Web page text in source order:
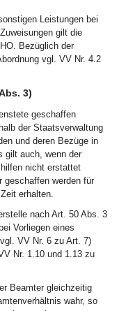
Leistungen bei
gilt die
Bezüglich der
vgl. VV Nr. 4.2
3)
geschaffen
der Staatsverwaltung
und deren Bezüge in
gilt auch, wenn der
nicht erstattet
geschaffen werden für
erhalten.
nach Art. 50 Abs. 3
Vorliegen eines
VV Nr. 6 zu Art. 7)
Nr. 1.10 und 1.13 zu
Beamter gleichzeitig
wahr, so